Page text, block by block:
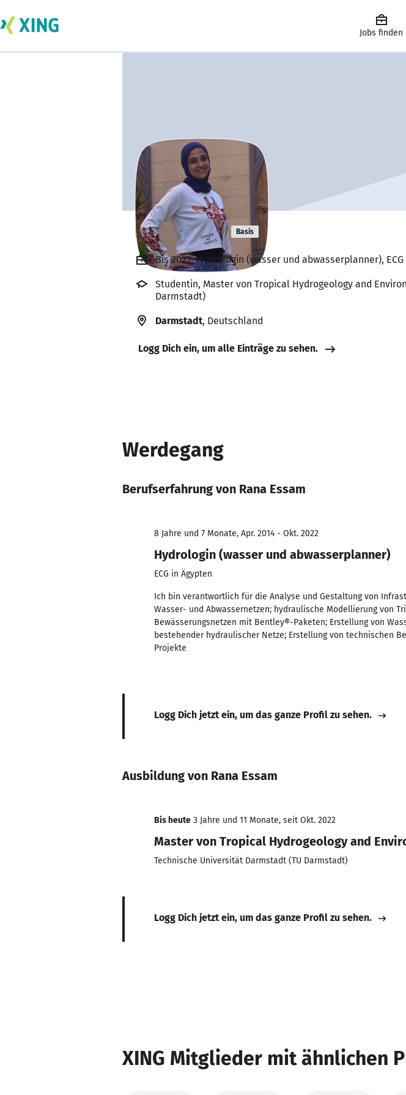
Jobs finden
Rana Essam Basis
Bis 2022, Hydrologin (wasser und abwasserplanner),
Studentin, Master von Tropical Hydrogeology and
Darmstadt)
Darmstadt, Deutschland
Logg Dich ein, um alle Einträge zu sehen.
Werdegang
Berufserfahrung von Rana Essam
8 Jahre und 7 Monate, Apr. 2014 - Okt. 2022
Hydrologin (wasser und abwasserplanner)
ECG in Ägypten
Ich bin verantwortlich für die Analyse und Gestaltung von
Wasser- und Abwassernetzen; hydraulische Modellierung von
Bewässerungsnetzen mit Bentley®-Paketen; Erstellung von
bestehender hydraulischer Netze; Erstellung von technischen
Projekte
Logg Dich jetzt ein, um das ganze Profil zu sehen.
Ausbildung von Rana Essam
Bis heute 3 Jahre und 11 Monate, seit Okt. 2022
Master von Tropical Hydrogeology and
Technische Universität Darmstadt (TU Darmstadt)
Logg Dich jetzt ein, um das ganze Profil zu sehen.
XING Mitglieder mit ähnlichen